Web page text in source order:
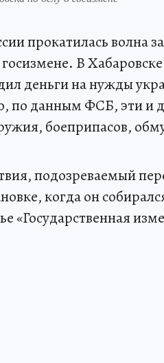
прокатилась волна
В
деньги на нужды
по данным ФСБ, эти и
боеприпасов,
подозреваемый
когда он
«Государственная